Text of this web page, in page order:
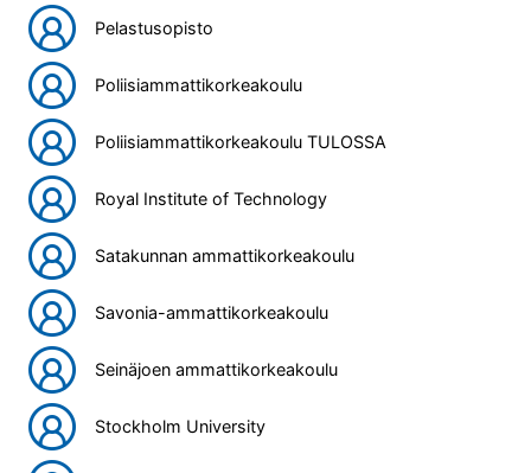
Pelastusopisto
Poliisiammattikorkeakoulu
Poliisiammattikorkeakoulu TULOSSA
Royal Institute of Technology
Satakunnan ammattikorkeakoulu
Savonia-ammattikorkeakoulu
Seinäjoen ammattikorkeakoulu
Stockholm University